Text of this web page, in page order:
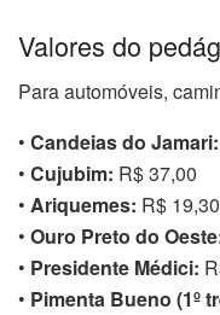
Valores do
Para automóveis,
• Candeias do Jamari:
• Cujubim: R$ 37,00
• Ariquemes: R$ 19,30
• Ouro Preto do
• Presidente Médici:
• Pimenta Bueno (1º